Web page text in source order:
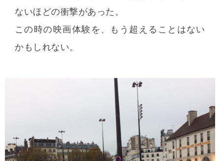
ないほどの衝撃があった。
この時の映画体験を、もう超えることはない
かもしれない。